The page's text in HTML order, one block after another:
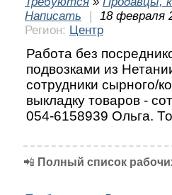
Написать
|
18 февраля
Регион: Центр
Работа без
подвозками из
сотрудники сырного/
выкладку товаров -
054-6158939 Ольга.
📲 Полный список